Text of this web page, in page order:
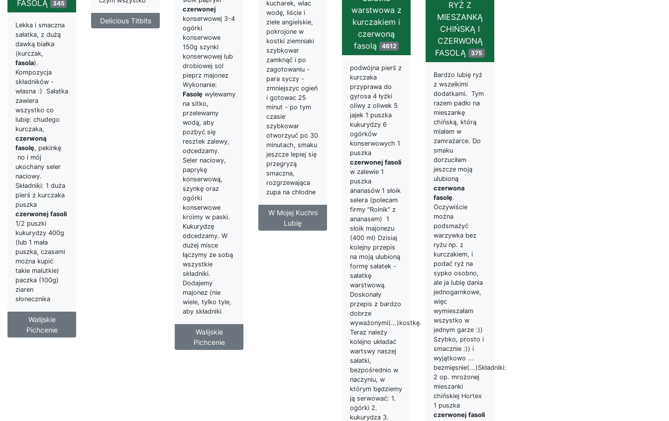
Delicious Titbits
kucharek, wlac
wodę, liście i
ziele angielskie,
pokrojone w
kostki ziemniaki
szybkowar
zamknąć i po
zagotowaniu -
para syczy -
zmniejszyc ogień
i gotowac 25
minut - po tym
czasie
szybkowar
otworzyuć po 30
minutach, smaku
jeszcze lepiej się
przegryzą
smaczna,
rozgrzewająca
zupa na chłodne
W Mojej Kuchni
Lubię
czerwonej
konserwowej 3-4
ogórki
konserwowe
150g szynki
konserwowej lub
drobiowej sol
pieprz majonez
Wykonanie:
Fasolę wylewamy
na sitko,
przelewamy
wodą, aby
pozbyć się
resztek zalewy,
odcedzamy.
Seler naciowy,
paprykę
konserwową,
szynkę oraz
ogórki
konserwowe
kroimy w paski.
Kukurydzę
odcedzamy. W
dużej misce
łączymy ze sobą
wszystkie
składniki.
Dodajemy
majonez (nie
wiele, tylko tyle,
aby składniki
Walijskie
Pichcenie
FASOLĄ
345
Lekka i smaczna
sałatka, z dużą
dawką białka
(kurczak,
fasola).
Kompozycja
składników -
własna :) Sałatka
zawiera
wszystko co
lubię: chudego
kurczaka,
czerwoną
fasolę, pekinkę
no i mój
ukochany seler
naciowy.
Składniki: 1 duża
pierś z kurczaka
puszka
czerwonej fasoli
1/2 puszki
kukurydzy 400g
(lub 1 mała
puszka, czasami
można kupić
takie malutkie)
paczka (100g)
ziaren
słonecznika
Walijskie
Pichcenie
warstwowa z
kurczakiem i
czerwoną
fasolą
4612
podwójna pierś z
kurczaka
przyprawa do
gyrosa 4 łyżki
oliwy z oliwek 5
jajek 1 puszka
kukurydzy 6
ogórków
konserwowych 1
puszka
czerwonej fasoli
w zalewie 1
puszka
ananasów 1 słoik
selera (polecam
firmy "Rolnik" z
ananasem) 1
słoik majonezu
(400 ml) Dzisiaj
kolejny przepis
na moją ulubioną
formę sałatek -
sałatkę
warstwową.
Doskonały
przepis z bardzo
dobrze
wyważonymi(...)kostkę.
Teraz należy
kolejno układać
wartswy naszej
sałatki,
bezpośrednio w
naczyniu, w
którym będziemy
ją serwować: 1.
ogórki 2.
kukurydza 3.
RYŻ Z
MIESZANKĄ
CHIŃSKĄ I
CZERWONĄ
FASOLĄ 375
Bardzo lubię ryż
z wszelkimi
dodatkami. Tym
razem padło na
mieszankę
chińską, którą
miałam w
zamrażarce. Do
smaku
dorzuciłam
jeszcze moją
ulubioną
czerwona
fasolę.
Oczywiście
można
podsmażyć
warzywka bez
ryżu np. z
kurczakiem, i
podać ryż na
sypko osobno,
ale ja lubię dania
jednogarnkowe,
więc
wymieszałam
wszystko w
jednym garze :))
Szybko, prosto i
smacznie :)) i
wyjątkowo ...
bezmięsnie(...)Składniki:
2 op. mrożonej
mieszanki
chińskiej Hortex
1 puszka
czerwonej fasoli